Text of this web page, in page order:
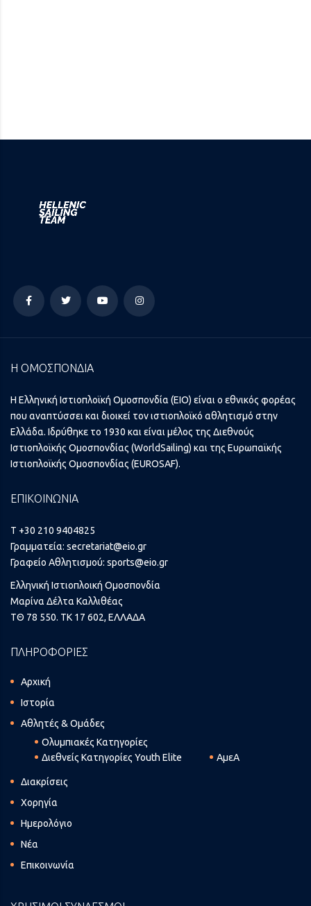
Η ΟΜΟΣΠΟΝΔΙΑ
Η Ελληνική Ιστιοπλοϊκή Ομοσπονδία (ΕΙΟ) είναι ο εθνικός φορέας
που αναπτύσσει και διοικεί τον ιστιοπλοϊκό αθλητισμό στην
Ελλάδα. Ιδρύθηκε το 1930 και είναι μέλος της Διεθνούς
Ιστιοπλοϊκής Ομοσπονδίας (WorldSailing) και της Ευρωπαϊκής
Ιστιοπλοϊκής Ομοσπονδίας (EUROSAF).
ΕΠΙΚΟΙΝΩΝΙΑ
T +30 210 9404825
Γραμματεία: secretariat@eio.gr
Γραφείο Αθλητισμού: sports@eio.gr
Ελληνική Ιστιοπλοική Ομοσπονδία
Μαρίνα Δέλτα Καλλιθέας
ΤΘ 78 550. ΤΚ 17 602, ΕΛΛΑΔΑ
ΠΛΗΡΟΦΟΡΙΕΣ
Αρχική
Ιστορία
Αθλητές & Ομάδες
Ολυμπιακές Κατηγορίες
Διεθνείς Κατηγορίες Youth Elite
ΑμεΑ
Διακρίσεις
Χορηγία
Ημερολόγιο
Νέα
Επικοινωνία